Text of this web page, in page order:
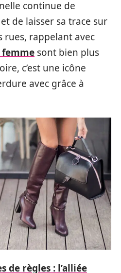
continue de
de laisser sa trace sur
rues, rappelant avec
sont bien plus
c’est une icône
avec grâce à
de règles : l’alliée